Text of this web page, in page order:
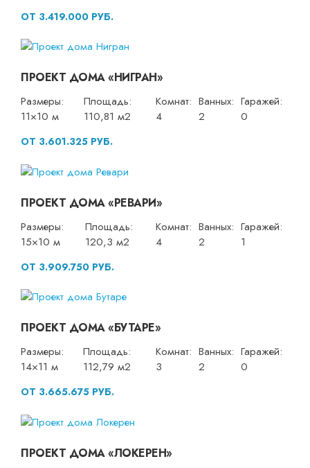
ОТ 3.419.000 РУБ.
ПРОЕКТ ДОМА «НИГРАН»
Размеры:
11×10 м
Площадь:
110,81 м2
Комнат:
4
Ванных:
2
Гаражей:
0
ОТ 3.601.325 РУБ.
ПРОЕКТ ДОМА «РЕВАРИ»
Размеры:
15×10 м
Площадь:
120,3 м2
Комнат:
4
Ванных:
2
Гаражей:
1
ОТ 3.909.750 РУБ.
ПРОЕКТ ДОМА «БУТАРЕ»
Размеры:
14×11 м
Площадь:
112,79 м2
Комнат:
3
Ванных:
2
Гаражей:
0
ОТ 3.665.675 РУБ.
ПРОЕКТ ДОМА «ЛОКЕРЕН»